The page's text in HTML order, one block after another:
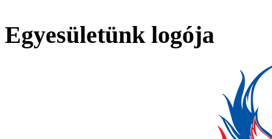
Egyesületünk logója